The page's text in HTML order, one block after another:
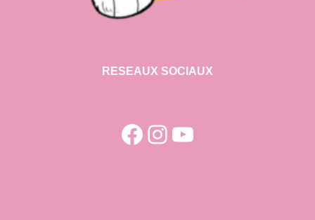
RESEAUX SOCIAUX
Facebook
Instagram
YouTube